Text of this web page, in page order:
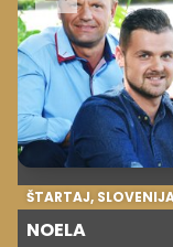
ŠTARTAJ,
NOELA